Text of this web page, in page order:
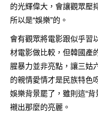
的光輝偉大，會讓觀眾壓
所以是“娛樂”的。
會有觀眾將電影跟似乎習
材電影做比較，但韓國產
腥暴力並非亮點，讓三姑
的親情愛情才是民族特色
娛樂背景罷了，雖則這“
襯出那麼的亮麗。